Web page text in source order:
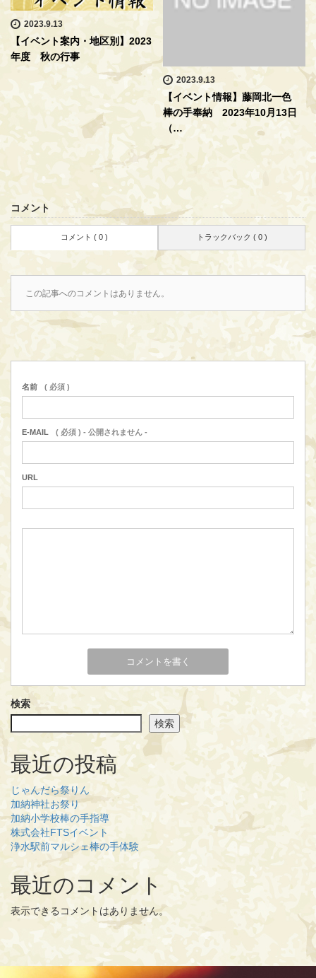
2023.9.13
【イベント案内・地区別】2023
年度 秋の行事
2023.9.13
【イベント情報】藤岡北一色
棒の手奉納 2023年10月13日
（…
コメント
コメント ( 0 ) トラックバック ( 0 )
この記事へのコメントはありません。
名前 ( 必須 )
E-MAIL ( 必須 ) - 公開されません -
URL
検索
検索
最近の投稿
じゃんだら祭りん
加納神社お祭り
加納小学校棒の手指導
株式会社FTSイベント
浄水駅前マルシェ棒の手体験
最近のコメント
表示できるコメントはありません。